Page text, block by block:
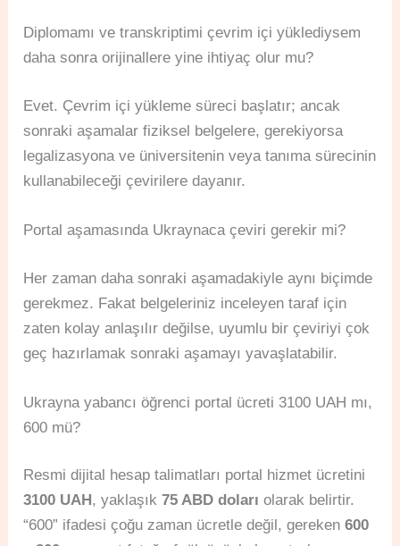
Diplomamı ve transkriptimi çevrim içi yüklediysem
daha sonra orijinallere yine ihtiyaç olur mu?
Evet. Çevrim içi yükleme süreci başlatır; ancak
sonraki aşamalar fiziksel belgelere, gerekiyorsa
legalizasyona ve üniversitenin veya tanıma sürecinin
kullanabileceği çevirilere dayanır.
Portal aşamasında Ukraynaca çeviri gerekir mi?
Her zaman daha sonraki aşamadakiyle aynı biçimde
gerekmez. Fakat belgeleriniz inceleyen taraf için
zaten kolay anlaşılır değilse, uyumlu bir çeviriyi çok
geç hazırlamak sonraki aşamayı yavaşlatabilir.
Ukrayna yabancı öğrenci portal ücreti 3100 UAH mı,
600 mü?
Resmi dijital hesap talimatları portal hizmet ücretini
3100 UAH , yaklaşık75 ABD doları olarak belirtir.
“600” ifadesi çoğu zaman ücretle değil, gereken600